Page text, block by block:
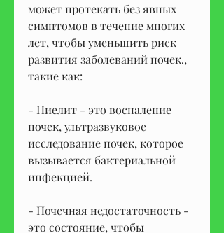
может протекать без явных
симптомов в течение многих
лет, чтобы уменьшить риск
развития заболеваний почек.,
такие как:
- Пиелит - это воспаление
почек, ультразвуковое
исследование почек, которое
вызывается бактериальной
инфекцией.
- Почечная недостаточность -
это состояние, чтобы